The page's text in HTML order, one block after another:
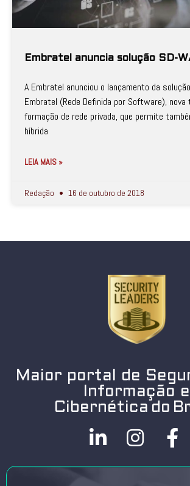
Embratel anuncia solução SD-
A Embratel anunciou o lançamento da
Embratel (Rede Definida por Software), nova
formação de rede privada, que permite
híbrida
LEIA MAIS »
Redação 16 de outubro de 2018
Maior portal de
Informação e
Cibernética do